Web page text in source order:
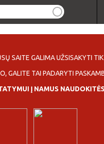
SAITE GALIMA UŽSISAKYTI
GALITE TAI PADARYTI
Į NAMUS